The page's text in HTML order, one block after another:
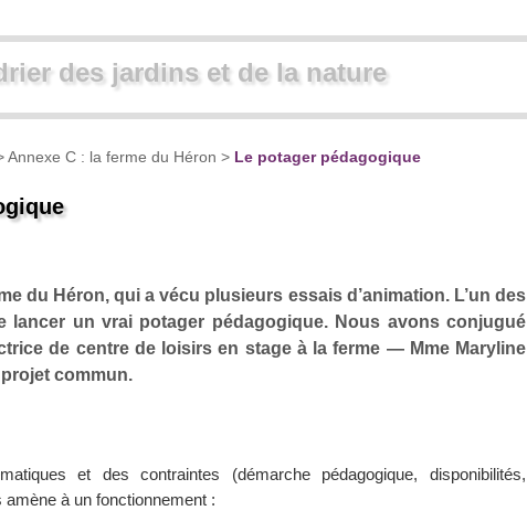
des jardins et de la nature
Annexe C : la ferme du Héron > Le potager pédagogique
du Héron, qui a vécu plusieurs essais d’animation. L’un des
lancer un vrai potager pédagogique. Nous avons conjugué
de centre de loisirs en stage à la ferme — Mme Maryline
commun.
et des contraintes (démarche pédagogique, disponibilités,
à un fonctionnement :